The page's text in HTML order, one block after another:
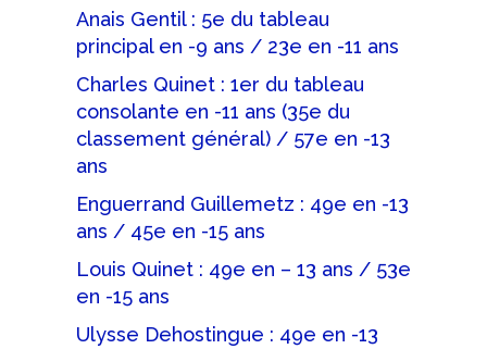
Anais Gentil : 5e du tableau
principal en -9 ans / 23e en -11 ans
Charles Quinet : 1er du tableau
consolante en -11 ans (35e du
classement général) / 57e en -13
ans
Enguerrand Guillemetz : 49e en -13
ans / 45e en -15 ans
Louis Quinet : 49e en – 13 ans / 53e
en -15 ans
Ulysse Dehostingue : 49e en -13